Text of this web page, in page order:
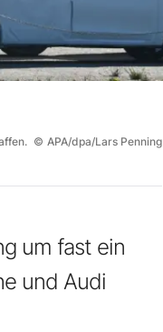
© APA/dpa/Lars Penning
um fast ein
und Audi